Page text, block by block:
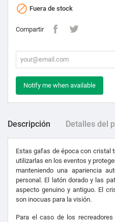
 Fuera de stock
Compartir
Notify me when available
Descripción Detalles del
Estas gafas de época con cristal
utilizarlas en los eventos y
manteniendo una apariencia
personal. El latón dorado y las
aspecto genuino y antiguo. El
son inocuas para la visión.
Para el caso de los